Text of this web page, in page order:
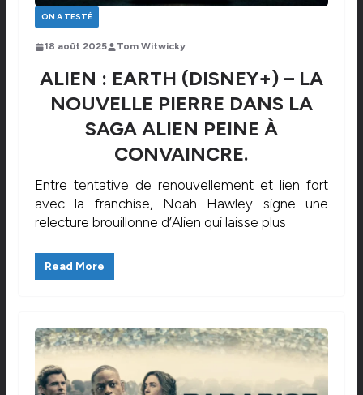
ON A TESTÉ
18 août 2025 Tom Witwicky
ALIEN : EARTH (DISNEY+) – LA
NOUVELLE PIERRE DANS LA
SAGA ALIEN PEINE À
CONVAINCRE.
Entre tentative de renouvellement et lien fort
avec la franchise, Noah Hawley signe une
relecture brouillonne d’Alien qui laisse plus
Read More